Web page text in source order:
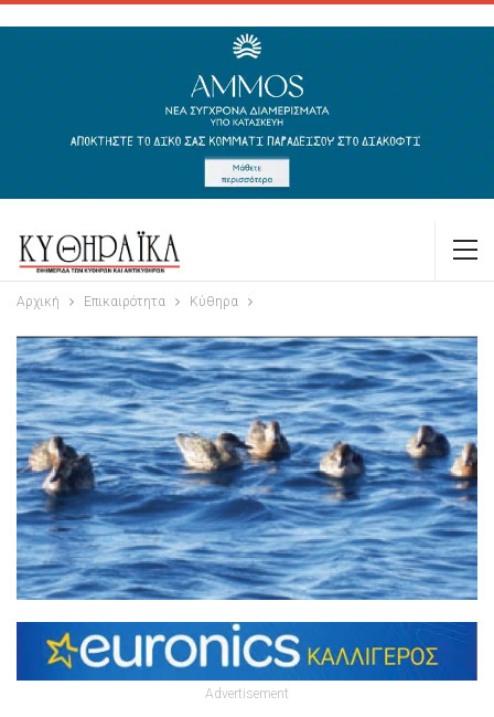
Αρχική Επικαιρότητα Κύθηρα
Advertisement